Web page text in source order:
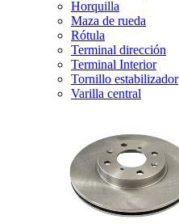
Horquilla
Maza de rueda
Rótula
Terminal dirección
Terminal Interior
Tornillo estabilizador
Varilla central